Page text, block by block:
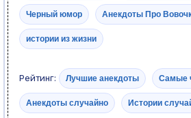
Черный юмор Анекдоты Про
истории из жизни
Рейтинг: Лучшие анекдоты Самые
Анекдоты случайно Истории